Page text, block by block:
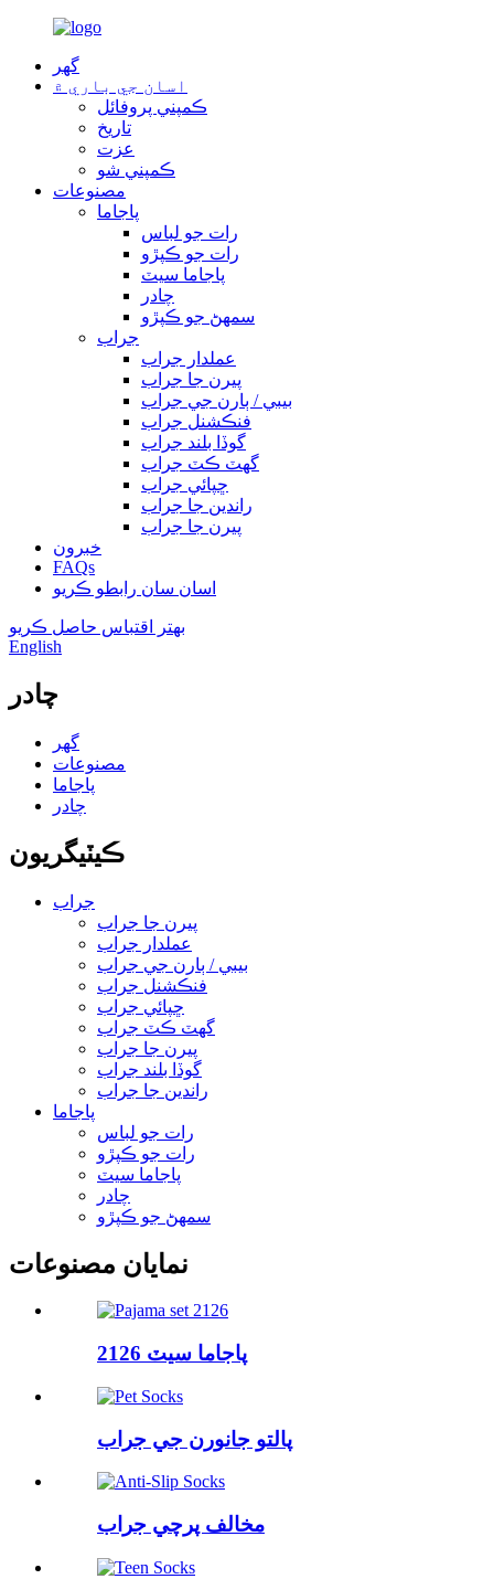
گهر
اسان جي باري ۾
ڪمپني پروفائل
تاريخ
عزت
ڪمپني شو
مصنوعات
پاجاما
رات جو لباس
رات جو ڪپڙو
پاجاما سيٽ
چادر
سمهڻ جو ڪپڙو
جراب
عملدار جراب
پيرن جا جراب
بيبي / ٻارن جي جراب
فنڪشنل جراب
گوڏا بلند جراب
گھٽ ڪٽ جراب
ڇپائي جراب
راندين جا جراب
پيرن جا جراب
خبرون
FAQs
اسان سان رابطو ڪريو
بهتر اقتباس حاصل ڪريو
English
چادر
گهر
مصنوعات
پاجاما
چادر
ڪيٽيگريون
جراب
پيرن جا جراب
عملدار جراب
بيبي / ٻارن جي جراب
فنڪشنل جراب
ڇپائي جراب
گھٽ ڪٽ جراب
پيرن جا جراب
گوڏا بلند جراب
راندين جا جراب
پاجاما
رات جو لباس
رات جو ڪپڙو
پاجاما سيٽ
چادر
سمهڻ جو ڪپڙو
نمايان مصنوعات
پاجاما سيٽ 2126
پالتو جانورن جي جراب
مخالف پرچي جراب